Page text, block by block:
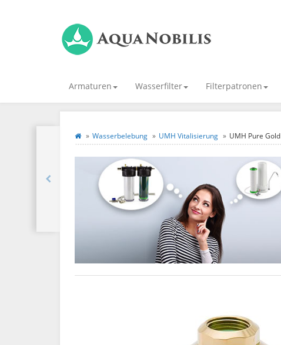
Armaturen Wasserfilter Filterpatronen
Wasserbelebung UMH Vitalisierung UMH Pure Gold